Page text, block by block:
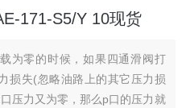
171-S5/Y 10现货
为零的时候，如果四通滑阀打
损失(忽略油路上的其它压力损
压力又为零，那么p口的压力就